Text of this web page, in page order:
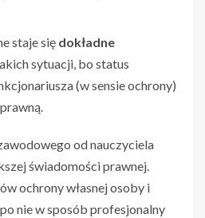
staje się dokładne
sytuacji, bo status
(w sensie ochrony)
od nauczyciela
świadomości prawnej.
ochrony własnej osoby i
nie w sposób profesjonalny